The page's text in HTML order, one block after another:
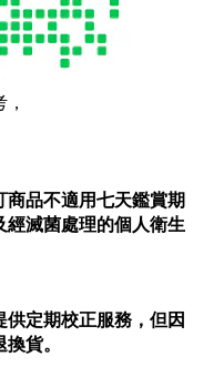
商品不適用七天鑑賞期
滅菌處理的個人衛生
定期校正服務，但因
貨。